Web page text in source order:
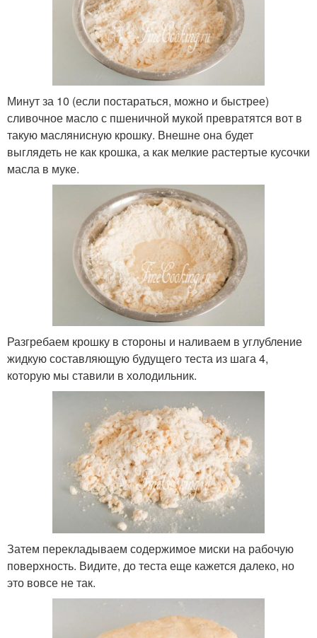
Минут за 10 (если постараться, можно и быстрее)
сливочное масло с пшеничной мукой превратятся вот в
такую маслянисную крошку. Внешне она будет
выглядеть не как крошка, а как мелкие растертые кусочки
масла в муке.
Разгребаем крошку в стороны и наливаем в углубление
жидкую составляющую будущего теста из шага 4,
которую мы ставили в холодильник.
Затем перекладываем содержимое миски на рабочую
поверхность. Видите, до теста еще кажется далеко, но
это вовсе не так.